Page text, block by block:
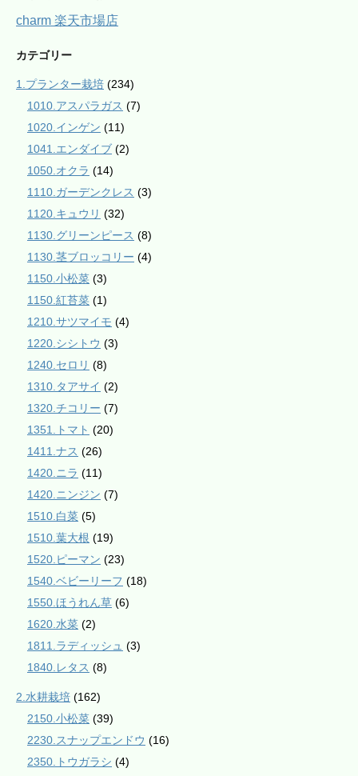
charm 楽天市場店
カテゴリー
1.プランター栽培 (234)
1010.アスパラガス (7)
1020.インゲン (11)
1041.エンダイブ (2)
1050.オクラ (14)
1110.ガーデンクレス (3)
1120.キュウリ (32)
1130.グリーンピース (8)
1130.茎ブロッコリー (4)
1150.小松菜 (3)
1150.紅苔菜 (1)
1210.サツマイモ (4)
1220.シシトウ (3)
1240.セロリ (8)
1310.タアサイ (2)
1320.チコリー (7)
1351.トマト (20)
1411.ナス (26)
1420.ニラ (11)
1420.ニンジン (7)
1510.白菜 (5)
1510.葉大根 (19)
1520.ピーマン (23)
1540.ベビーリーフ (18)
1550.ほうれん草 (6)
1620.水菜 (2)
1811.ラディッシュ (3)
1840.レタス (8)
2.水耕栽培 (162)
2150.小松菜 (39)
2230.スナップエンドウ (16)
2350.トウガラシ (4)